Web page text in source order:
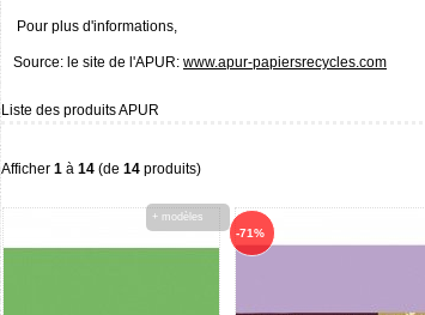
Pour plus d'informations,
Source: le site de l'APUR: www.apur-papiersrecycles.com
Liste des produits APUR
Afficher 1 à 14 (de 14 produits)
+ modèles
-71%